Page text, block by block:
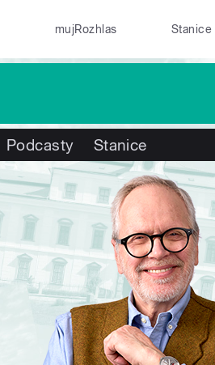
mujRozhlas Stanice
Podcasty Stanice